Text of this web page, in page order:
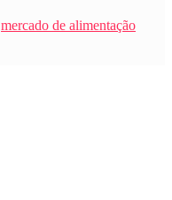
mercado de alimentação